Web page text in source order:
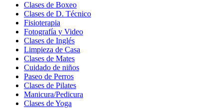
Clases de Boxeo
Clases de D. Técnico
Fisioterapia
Fotografía y Video
Clases de Inglés
Limpieza de Casa
Clases de Mates
Cuidado de niños
Paseo de Perros
Clases de Pilates
Manicura/Pedicura
Clases de Yoga